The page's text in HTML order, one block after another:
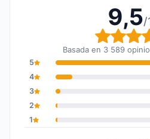
9,5/
Basada en 3 589
5
4
3
2
1